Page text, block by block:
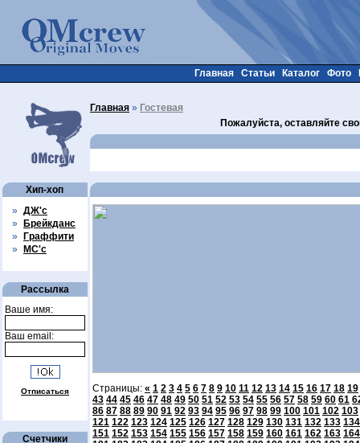
Хип-хоп
» ДЖ'с
»
Брейкданс
»
Граффити
»
МС'с
Рассылка
Ваше имя:
Ваш email:
Отписаться
Счетчики
Главная Статьи Каталог Фото
Главная » Гостевая
Пожалуйста, оставляйте
Страницы: « 1 2 3 4 5 6 7 8 9 10 11 12 13 14 15 16 17 18 19
43 44 45 46 47 48 49 50 51 52 53 54 55 56 57 58 59 60 61
86 87 88 89 90 91 92 93 94 95 96 97 98 99 100 101 102 103
121 122 123 124 125 126 127 128 129 130 131 132 133 134
151 152 153 154 155 156 157 158 159 160 161 162 163 164